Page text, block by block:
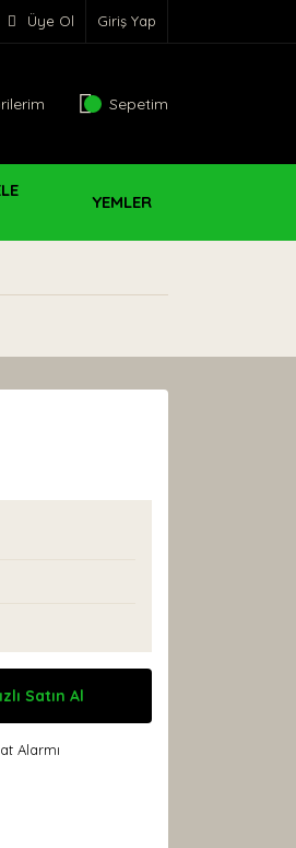
Üye Ol Giriş Yap
Sepetim
YEMLER
Satın Al
Alarmı